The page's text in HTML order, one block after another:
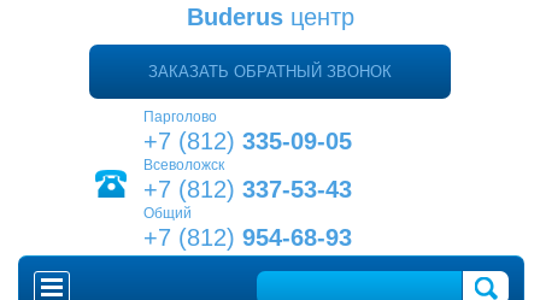
Buderusцентр
ЗАКАЗАТЬ ОБРАТНЫЙ ЗВОНОК
Парголово
+7 (812) 335-09-05
Всеволожск
+7 (812) 337-53-43
Общий
+7 (812) 954-68-93